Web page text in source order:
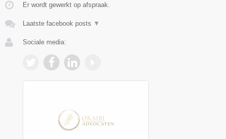
Er wordt gewerkt op afspraak.
Laatste facebook posts ▼
Sociale media: